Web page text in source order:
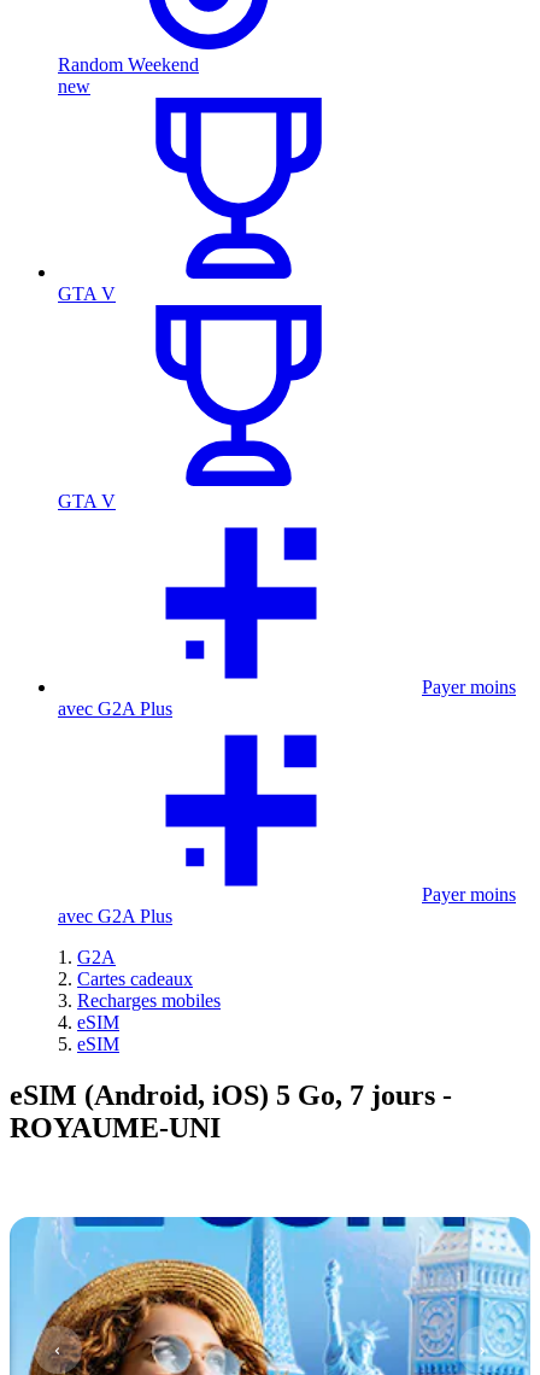
Random Weekend
new
GTA V
GTA V
Payer moins
avec G2A Plus
Payer moins
avec G2A Plus
G2A
Cartes cadeaux
Recharges mobiles
eSIM
eSIM
eSIM (Android, iOS) 5 Go, 7 jours -
ROYAUME-UNI